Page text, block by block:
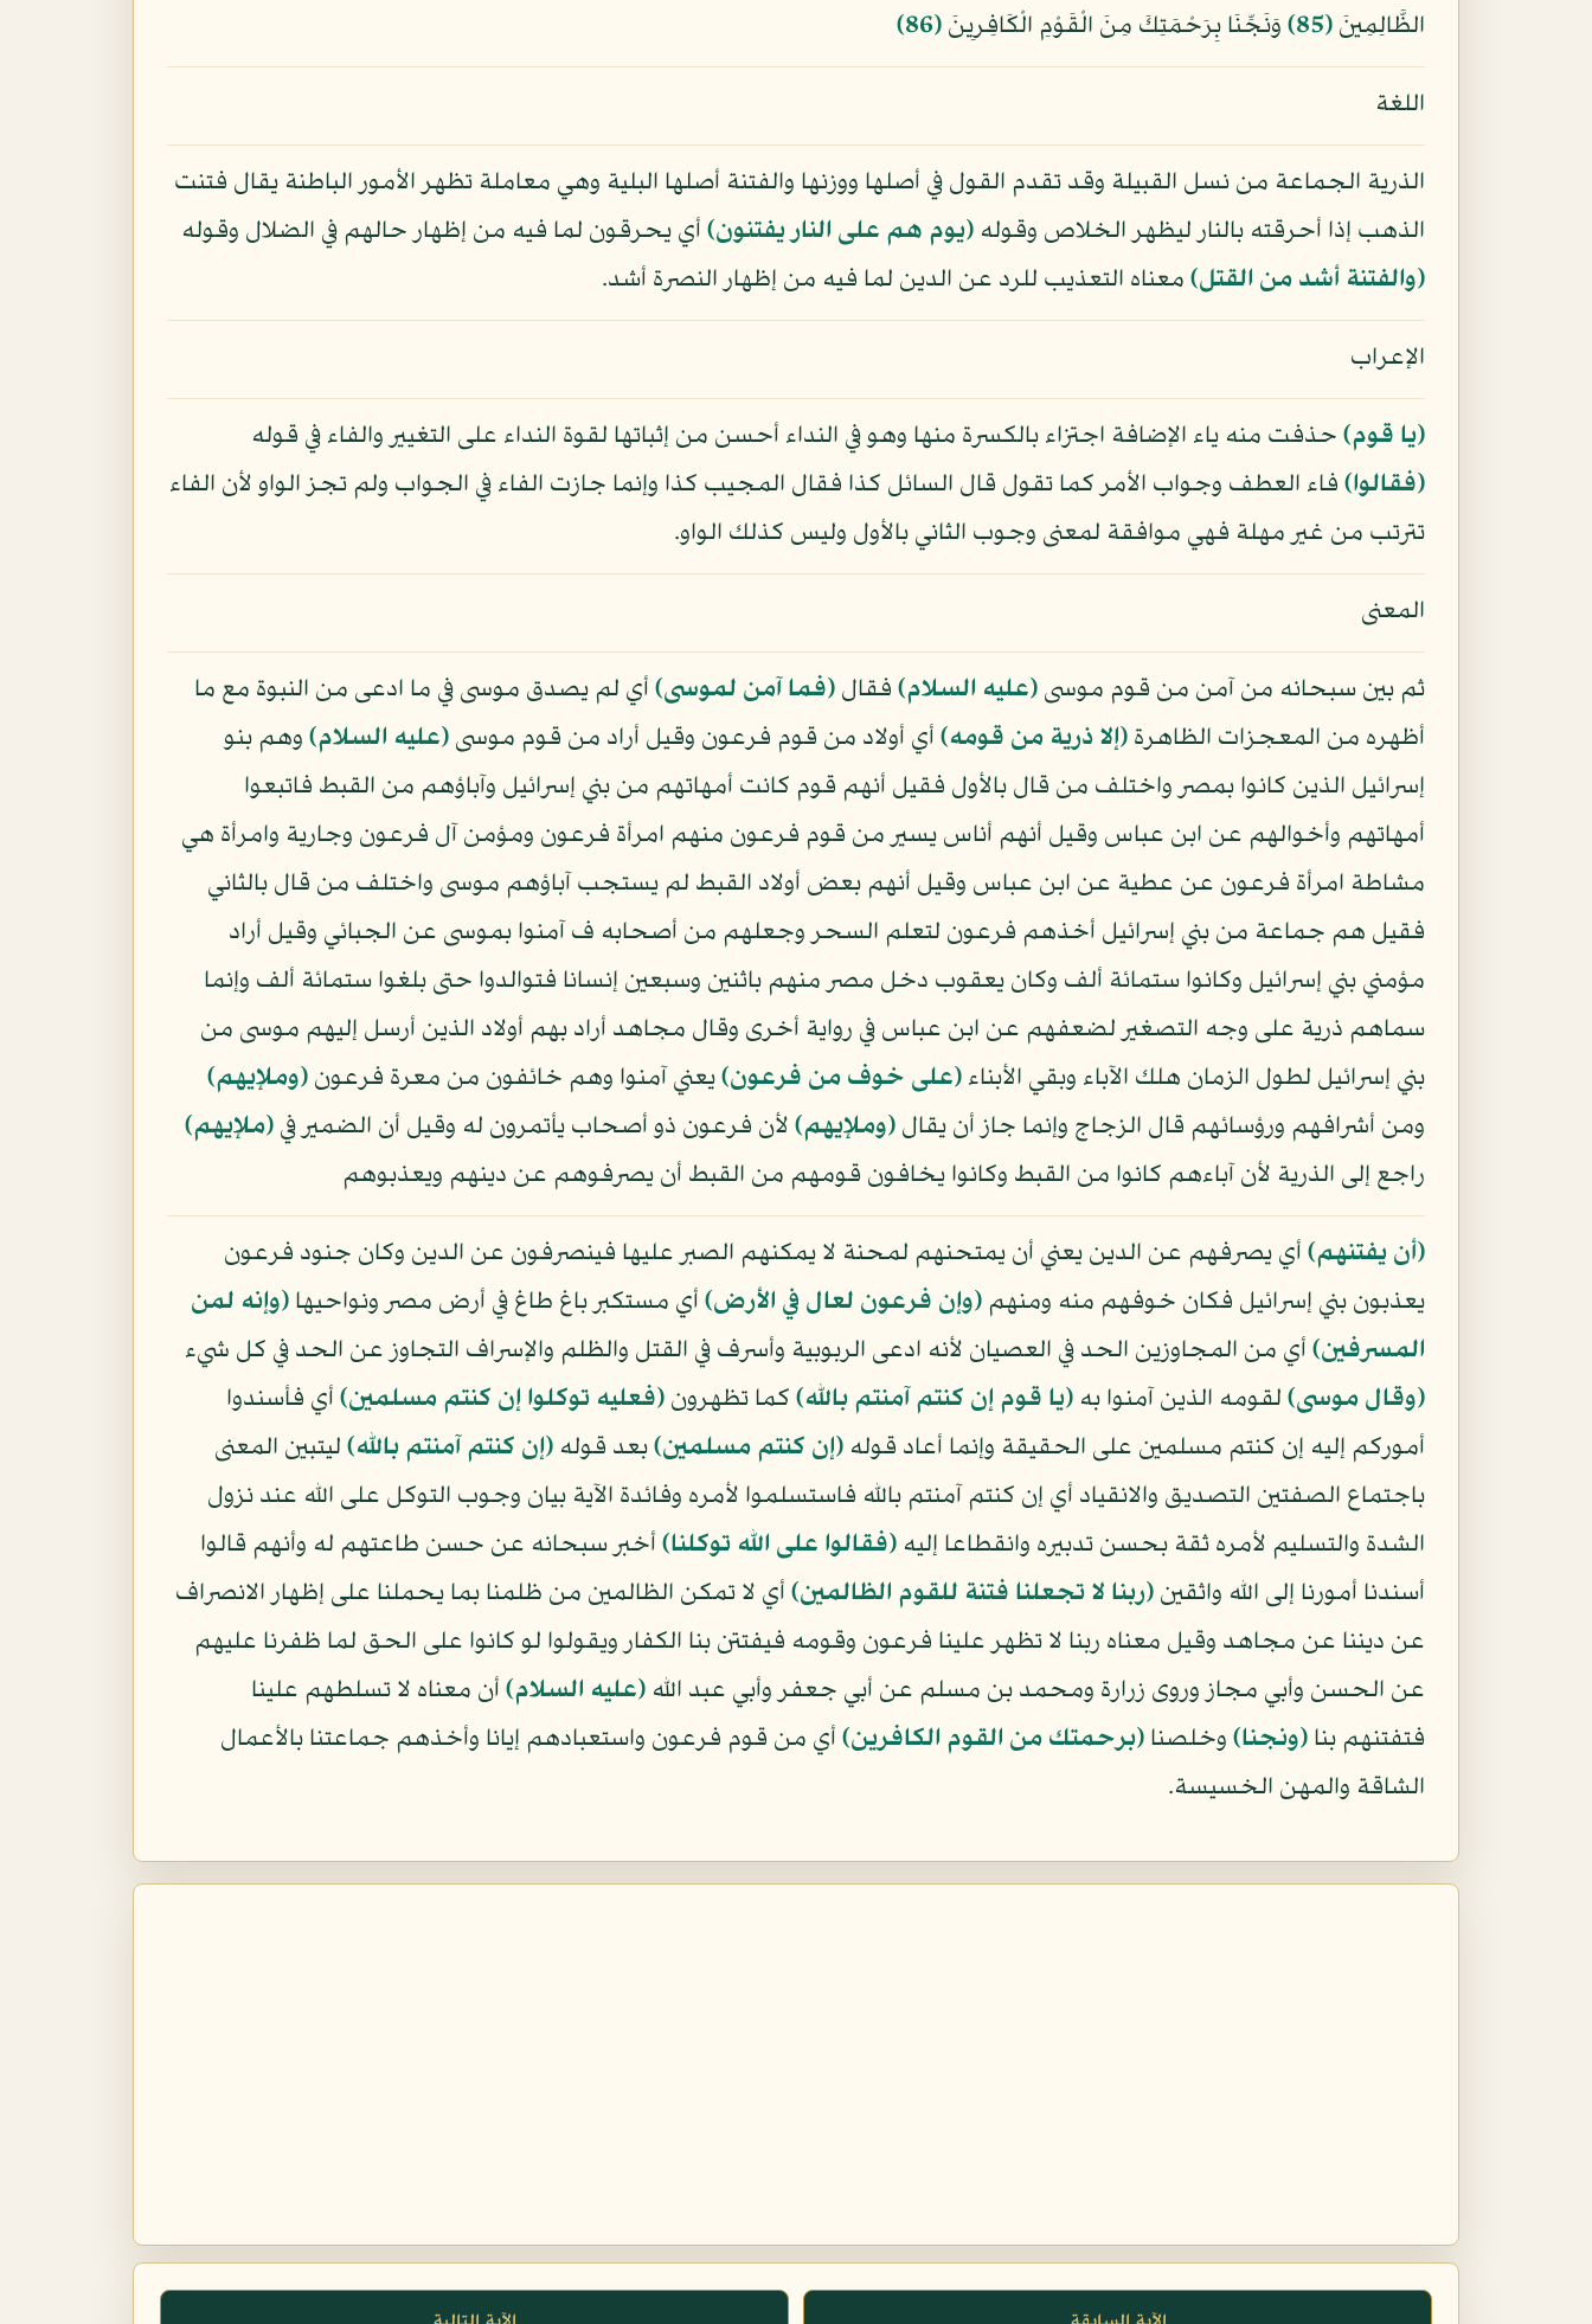
الظَّالِمِينَ ﴿85﴾ وَنَجِّنَا بِرَحْمَتِكَ مِنَ الْقَوْمِ الْكَافِرِينَ ﴿86﴾
اللغة
الذرية الجماعة من نسل القبيلة وقد تقدم القول في أصلها ووزنها والفتنة أصلها البلية وهي معاملة تظهر الأمور الباطنة يقال فتنت
الذهب إذا أحرقته بالنار ليظهر الخلاص وقوله ﴿يوم هم على النار يفتنون﴾ أي يحرقون لما فيه من إظهار حالهم في الضلال وقوله
﴿والفتنة أشد من القتل﴾ معناه التعذيب للرد عن الدين لما فيه من إظهار النصرة أشد.
الإعراب
﴿يا قوم﴾ حذفت منه ياء الإضافة اجتزاء بالكسرة منها وهو في النداء أحسن من إثباتها لقوة النداء على التغيير والفاء في قوله
﴿فقالوا﴾ فاء العطف وجواب الأمر كما تقول قال السائل كذا فقال المجيب كذا وإنما جازت الفاء في الجواب ولم تجز الواو لأن الفاء
تترتب من غير مهلة فهي موافقة لمعنى وجوب الثاني بالأول وليس كذلك الواو.
المعنى
ثم بين سبحانه من آمن من قوم موسى (عليه السلام) فقال ﴿فما آمن لموسى﴾ أي لم يصدق موسى في ما ادعى من النبوة مع ما
أظهره من المعجزات الظاهرة ﴿إلا ذرية من قومه﴾ أي أولاد من قوم فرعون وقيل أراد من قوم موسى (عليه السلام) وهم بنو
إسرائيل الذين كانوا بمصر واختلف من قال بالأول فقيل أنهم قوم كانت أمهاتهم من بني إسرائيل وآباؤهم من القبط فاتبعوا
أمهاتهم وأخوالهم عن ابن عباس وقيل أنهم أناس يسير من قوم فرعون منهم امرأة فرعون ومؤمن آل فرعون وجارية وامرأة هي
مشاطة امرأة فرعون عن عطية عن ابن عباس وقيل أنهم بعض أولاد القبط لم يستجب آباؤهم موسى واختلف من قال بالثاني
فقيل هم جماعة من بني إسرائيل أخذهم فرعون لتعلم السحر وجعلهم من أصحابه ف آمنوا بموسى عن الجبائي وقيل أراد
مؤمني بني إسرائيل وكانوا ستمائة ألف وكان يعقوب دخل مصر منهم باثنين وسبعين إنسانا فتوالدوا حتى بلغوا ستمائة ألف وإنما
سماهم ذرية على وجه التصغير لضعفهم عن ابن عباس في رواية أخرى وقال مجاهد أراد بهم أولاد الذين أرسل إليهم موسى من
بني إسرائيل لطول الزمان هلك الآباء وبقي الأبناء ﴿على خوف من فرعون﴾يعني آمنوا وهم خائفون من معرة فرعون ﴿وملإيهم﴾
ومن أشرافهم ورؤسائهم قال الزجاج وإنما جاز أن يقال ﴿وملإيهم﴾ لأن فرعون ذو أصحاب يأتمرون له وقيل أن الضمير في ﴿ملإيهم﴾
راجع إلى الذرية لأن آباءهم كانوا من القبط وكانوا يخافون قومهم من القبط أن يصرفوهم عن دينهم ويعذبوهم
﴿أن يفتنهم﴾ أي يصرفهم عن الدين يعني أن يمتحنهم لمحنة لا يمكنهم الصبر عليها فينصرفون عن الدين وكان جنود فرعون
يعذبون بني إسرائيل فكان خوفهم منه ومنهم ﴿وإن فرعون لعال في الأرض﴾ أي مستكبر باغ طاغ في أرض مصر ونواحيها ﴿وإنه لمن
المسرفين﴾ أي من المجاوزين الحد في العصيان لأنه ادعى الربوبية وأسرف في القتل والظلم والإسراف التجاوز عن الحد في كل شيء
﴿وقال موسى﴾ لقومه الذين آمنوا به ﴿يا قوم إن كنتم آمنتم بالله﴾ كما تظهرون ﴿فعليه توكلوا إن كنتم مسلمين﴾ أي فأسندوا
أموركم إليه إن كنتم مسلمين على الحقيقة وإنما أعاد قوله ﴿إن كنتم مسلمين﴾بعد قوله ﴿إن كنتم آمنتم بالله﴾ ليتبين المعنى
باجتماع الصفتين التصديق والانقياد أي إن كنتم آمنتم بالله فاستسلموا لأمره وفائدة الآية بيان وجوب التوكل على الله عند نزول
الشدة والتسليم لأمره ثقة بحسن تدبيره وانقطاعا إليه ﴿فقالوا على الله توكلنا﴾ أخبر سبحانه عن حسن طاعتهم له وأنهم قالوا
أسندنا أمورنا إلى الله واثقين ﴿ربنا لا تجعلنا فتنة للقوم الظالمين﴾ أي لا تمكن الظالمين من ظلمنا بما يحملنا على إظهار الانصراف
عن ديننا عن مجاهد وقيل معناه ربنا لا تظهر علينا فرعون وقومه فيفتتن بنا الكفار ويقولوا لو كانوا على الحق لما ظفرنا عليهم
عن الحسن وأبي مجاز وروى زرارة ومحمد بن مسلم عن أبي جعفر وأبي عبد الله (عليه السلام) أن معناه لا تسلطهم علينا
فتفتنهم بنا ﴿ونجنا﴾ وخلصنا ﴿برحمتك من القوم الكافرين﴾ أي من قوم فرعون واستعبادهم إيانا وأخذهم جماعتنا بالأعمال
الشاقة والمهن الخسيسة.